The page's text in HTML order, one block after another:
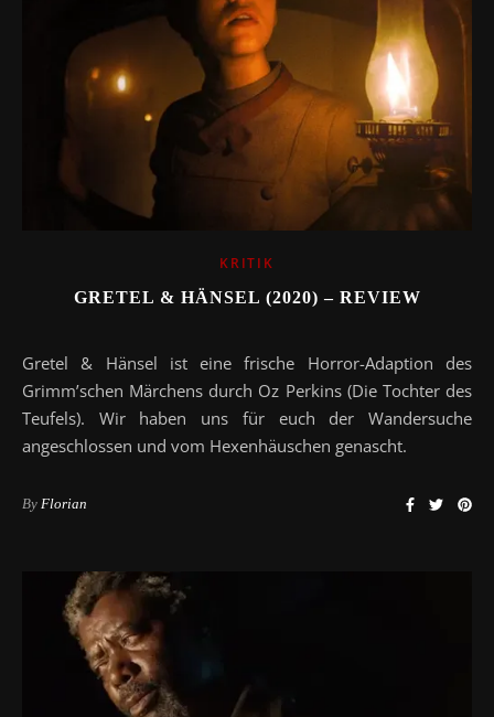
KRITIK
GRETEL & HÄNSEL (2020) – REVIEW
Gretel & Hänsel ist eine frische Horror-Adaption des
Grimm’schen Märchens durch Oz Perkins (Die Tochter des
Teufels). Wir haben uns für euch der Wandersuche
angeschlossen und vom Hexenhäuschen genascht.
By Florian